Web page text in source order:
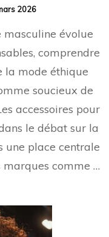
2026
masculine évolue
comprendre
la mode éthique
soucieux de
accessoires pour
le débat sur la
une place centrale
marques comme …